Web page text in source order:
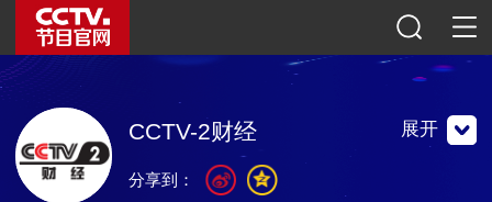
CCTV-2财经 展开
分享到：